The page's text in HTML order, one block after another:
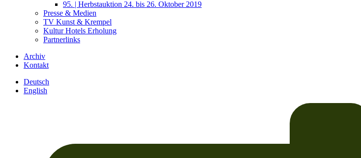
95. | Herbstauktion 24. bis 26. Oktober 2019
Presse & Medien
TV Kunst & Krempel
Kultur Hotels Erholung
Partnerlinks
Archiv
Kontakt
Deutsch
English